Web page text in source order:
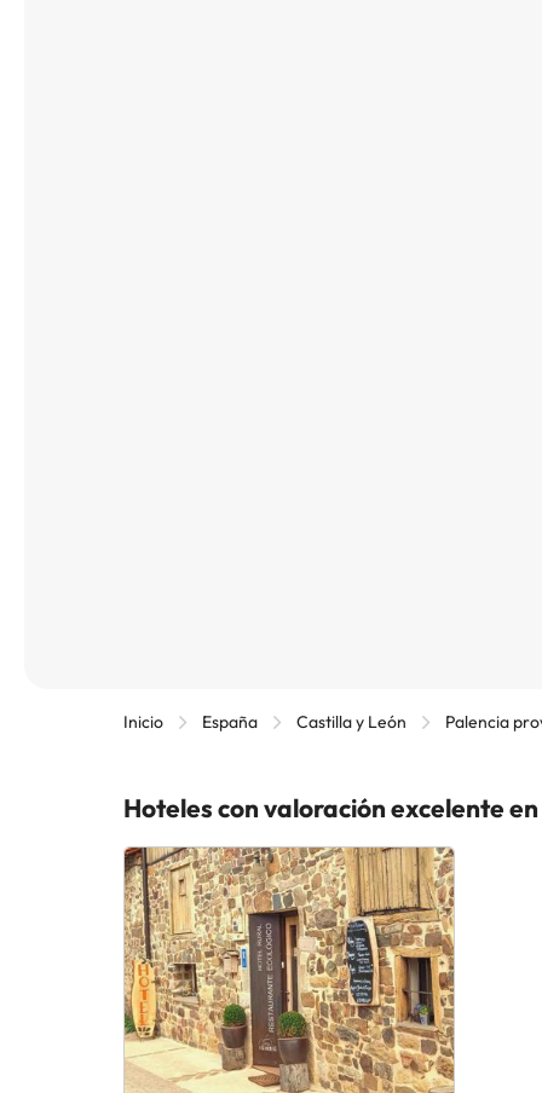
Inicio España Castilla y León Palencia
Hoteles con valoración excelente